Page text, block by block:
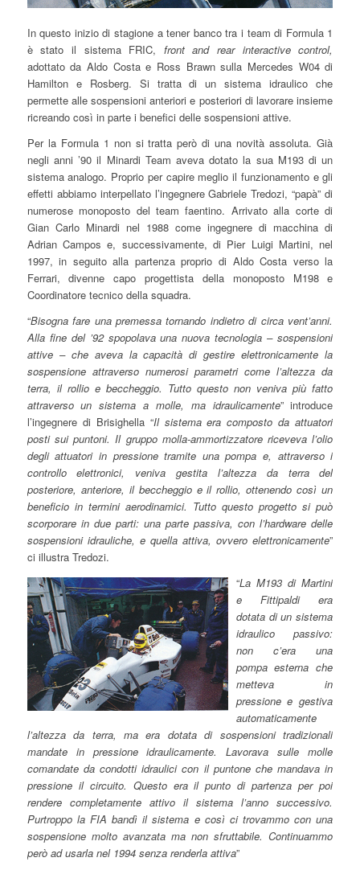
In questo inizio di stagione a tener banco tra i team di Formula 1
è stato il sistema FRIC, front and rear interactive control,
adottato da Aldo Costa e Ross Brawn sulla Mercedes W04 di
Hamilton e Rosberg. Si tratta di un sistema idraulico che
permette alle sospensioni anteriori e posteriori di lavorare insieme
ricreando così in parte i benefici delle sospensioni attive.
Per la Formula 1 non si tratta però di una novità assoluta. Già
negli anni ’90 il Minardi Team aveva dotato la sua M193 di un
sistema analogo. Proprio per capire meglio il funzionamento e gli
effetti abbiamo interpellato l’ingegnere Gabriele Tredozi, “papà” di
numerose monoposto del team faentino. Arrivato alla corte di
Gian Carlo Minardi nel 1988 come ingegnere di macchina di
Adrian Campos e, successivamente, di Pier Luigi Martini, nel
1997, in seguito alla partenza proprio di Aldo Costa verso la
Ferrari, divenne capo progettista della monoposto M198 e
Coordinatore tecnico della squadra.
“Bisogna fare una premessa tornando indietro di circa vent’anni.
Alla fine del ’92 spopolava una nuova tecnologia – sospensioni
attive – che aveva la capacità di gestire elettronicamente la
sospensione attraverso numerosi parametri come l’altezza da
terra, il rollio e beccheggio. Tutto questo non veniva più fatto
attraverso un sistema a molle, ma idraulicamente” introduce
l’ingegnere di Brisighella “Il sistema era composto da attuatori
posti sui puntoni. Il gruppo molla-ammortizzatore riceveva l’olio
degli attuatori in pressione tramite una pompa e, attraverso i
controllo elettronici, veniva gestita l’altezza da terra del
posteriore, anteriore, il beccheggio e il rollio, ottenendo così un
beneficio in termini aerodinamici. Tutto questo progetto si può
scorporare in due parti: una parte passiva, con l’hardware delle
sospensioni idrauliche, e quella attiva, ovvero elettronicamente”
ci illustra Tredozi.
“La M193 di Martini
e Fittipaldi era
dotata di un sistema
idraulico passivo:
non c’era una
pompa esterna che
metteva in
pressione e gestiva
automaticamente
l’altezza da terra, ma era dotata di sospensioni tradizionali
mandate in pressione idraulicamente. Lavorava sulle molle
comandate da condotti idraulici con il puntone che mandava in
pressione il circuito. Questo era il punto di partenza per poi
rendere completamente attivo il sistema l’anno successivo.
Purtroppo la FIA bandì il sistema e così ci trovammo con una
sospensione molto avanzata ma non sfruttabile. Continuammo
però ad usarla nel 1994 senza renderla attiva”